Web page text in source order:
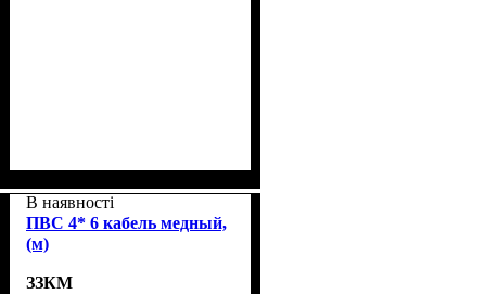
В наявності
ПВС 4* 6 кабель медный,
(м)
ЗЗКМ